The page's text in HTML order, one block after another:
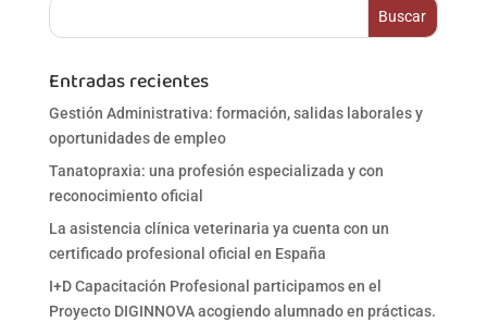
Entradas recientes
Gestión Administrativa: formación, salidas laborales y
oportunidades de empleo
Tanatopraxia: una profesión especializada y con
reconocimiento oficial
La asistencia clínica veterinaria ya cuenta con un
certificado profesional oficial en España
I+D Capacitación Profesional participamos en el
Proyecto DIGINNOVA acogiendo alumnado en prácticas.